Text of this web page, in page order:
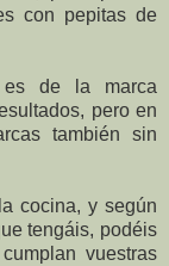
con pepitas de
es de la marca
pero en
también sin
cocina, y según
tengáis, podéis
vuestras